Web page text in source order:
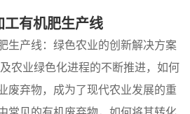
工有机肥生产线
生产线：绿色农业的创新解决方案
农业绿色化进程的不断推进，如何
废弃物，成为了现代农业发展的重